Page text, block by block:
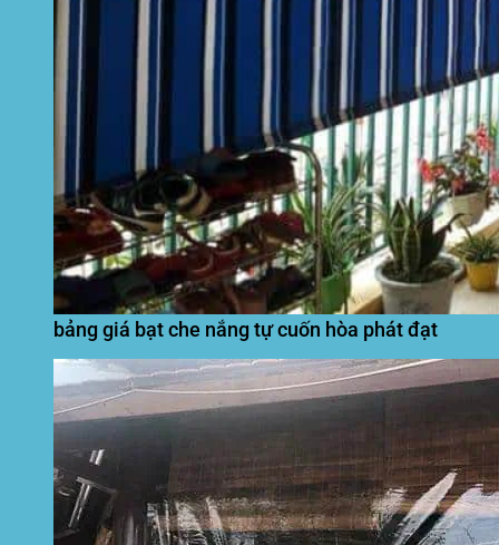
bảng giá bạt che nắng tự cuốn hòa phát đạt